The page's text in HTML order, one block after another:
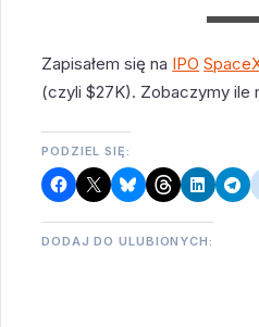
Zapisałem się na IPO
(czyli $27K). Zobaczymy ile
PODZIEL SIĘ:
DODAJ DO ULUBIONYCH: